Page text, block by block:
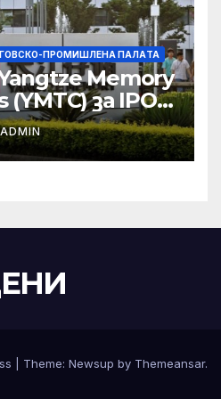
ПРОМИШЛЕНА ПАЛAТА
Memory
за IPO
ADMIN
Theme: Newsup by Themeansar.